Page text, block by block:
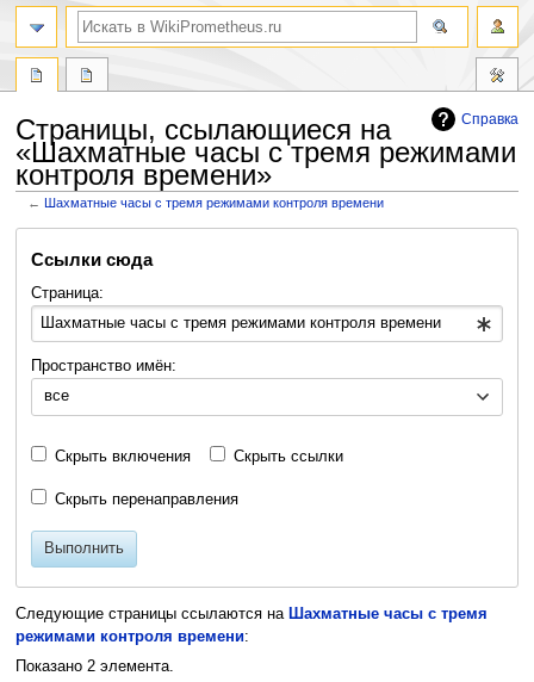
Справка
Страницы, ссылающиеся на
«Шахматные часы с тремя режимами
контроля времени»
←Шахматные часы с тремя режимами контроля времени
Ссылки сюда
Страница:
Пространство имён:
все
Скрыть включения Скрыть ссылки
Скрыть перенаправления
Выполнить
Следующие страницы ссылаются на Шахматные часы с тремя
режимами контроля времени:
Показано 2 элемента.
поиск